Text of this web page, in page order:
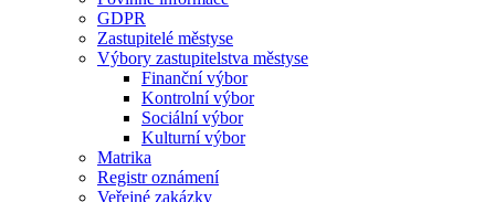
GDPR
Zastupitelé městyse
Výbory zastupitelstva městyse
Finanční výbor
Kontrolní výbor
Sociální výbor
Kulturní výbor
Matrika
Registr oznámení
Veřejné zakázky